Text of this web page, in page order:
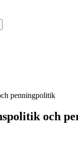
penningpolitik
och